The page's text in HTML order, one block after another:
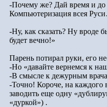
-Почему же? Дай время и до
Компьютеризация всея
-Ну, как сказать? Ну вроде
будет вечно!»
Парень потирал руки, его
-Но «давайте вернемся к
-В смысле к дежурным
-Точно! Короче, на каждого
заводить еще одну
«дуркой») .